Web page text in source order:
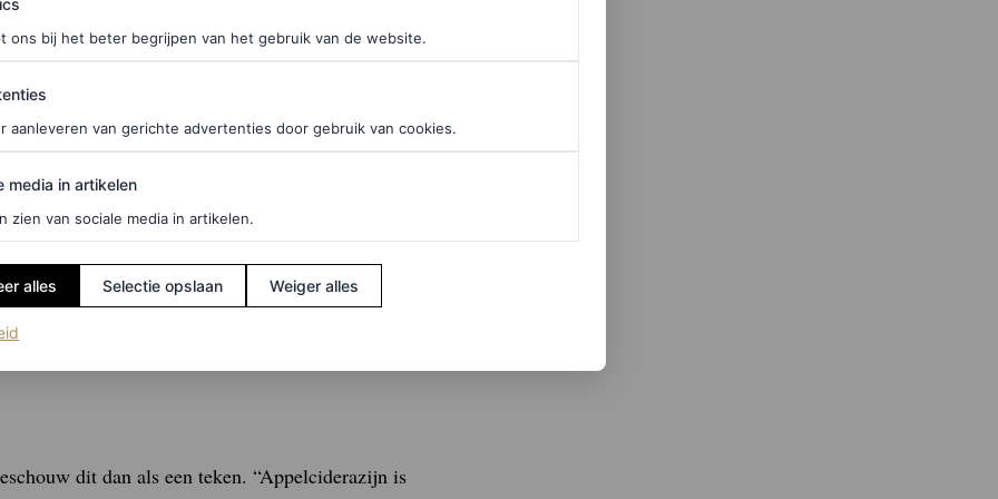
rauw voedsel een goed idee is – maar dat is
zijn en zal een opgeblazen gevoel verergeren als
groenten hebben taaie celstructuren die
bronnen van vezels, vitaminen en mineralen zijn,
beter voelt. En zorg ervoor dat je goed kauwt.
De meeste mensen kauwen niet lang
dit dan als een teken. “Appelciderazijn is
ons bij het beter begrijpen van het gebruik van de website.
aanleveren van gerichte advertenties door gebruik van cookies.
in artikelen
media in artikelen
zien van sociale media in artikelen.
alles Selectie opslaan Weiger alles